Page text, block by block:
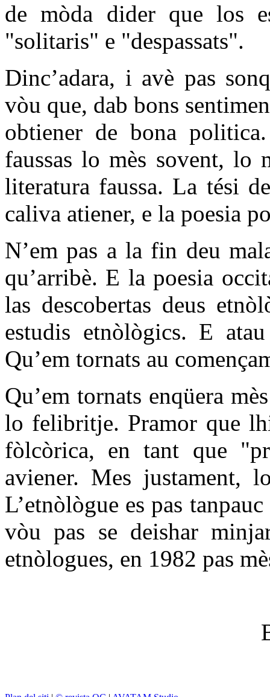
de mòda dider que los
"solitaris" e "despassats".
Dinc’adara, i avè pas
vòu que, dab bons
obtiener de bona
faussas lo mès sovent, lo
literatura faussa. La tési
caliva atiener, e la poesia
N’em pas a la fin deu
qu’arribè. E la poesia
las descobertas deus
estudis etnòlògics. E
Qu’em tornats au
Qu’em tornats enqüera
lo felibritje. Pramor que
fòlcòrica, en tant que
aviener. Mes justament,
L’etnòlògue es pas
vòu pas se deishar
etnòlogues, en 1982 pas